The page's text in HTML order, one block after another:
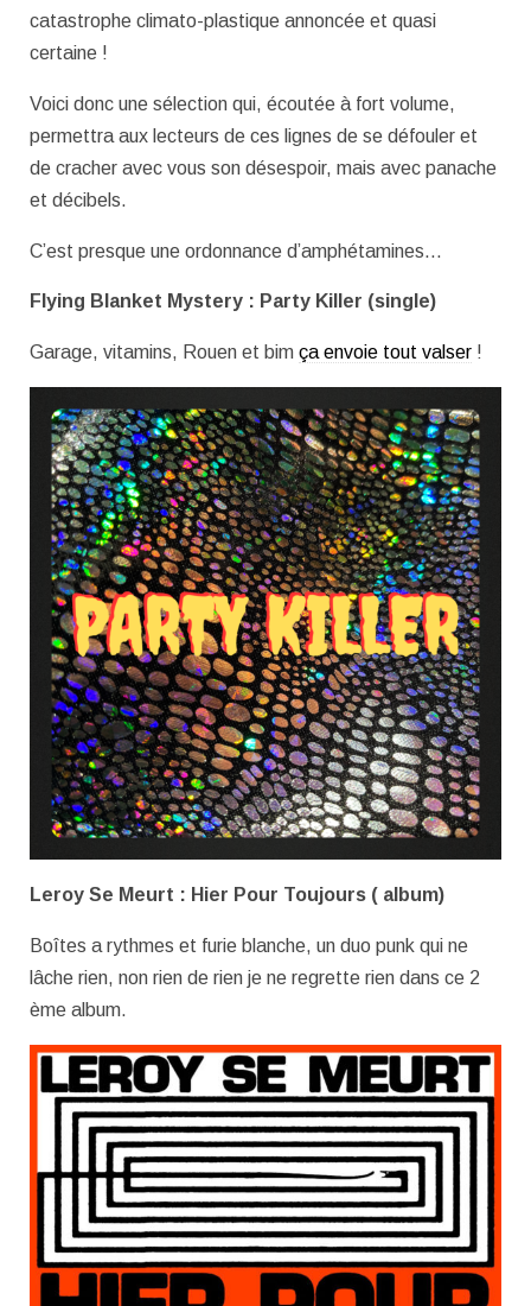
catastrophe climato-plastique annoncée et quasi
certaine !
Voici donc une sélection qui, écoutée à fort volume,
permettra aux lecteurs de ces lignes de se défouler et
de cracher avec vous son désespoir, mais avec panache
et décibels.
C’est presque une ordonnance d’amphétamines…
Flying Blanket Mystery : Party Killer (single)
Garage, vitamins, Rouen et bim ça envoie tout valser !
Leroy Se Meurt : Hier Pour Toujours ( album)
Boîtes a rythmes et furie blanche, un duo punk qui ne
lâche rien, non rien de rien je ne regrette rien dans ce 2
ème album.